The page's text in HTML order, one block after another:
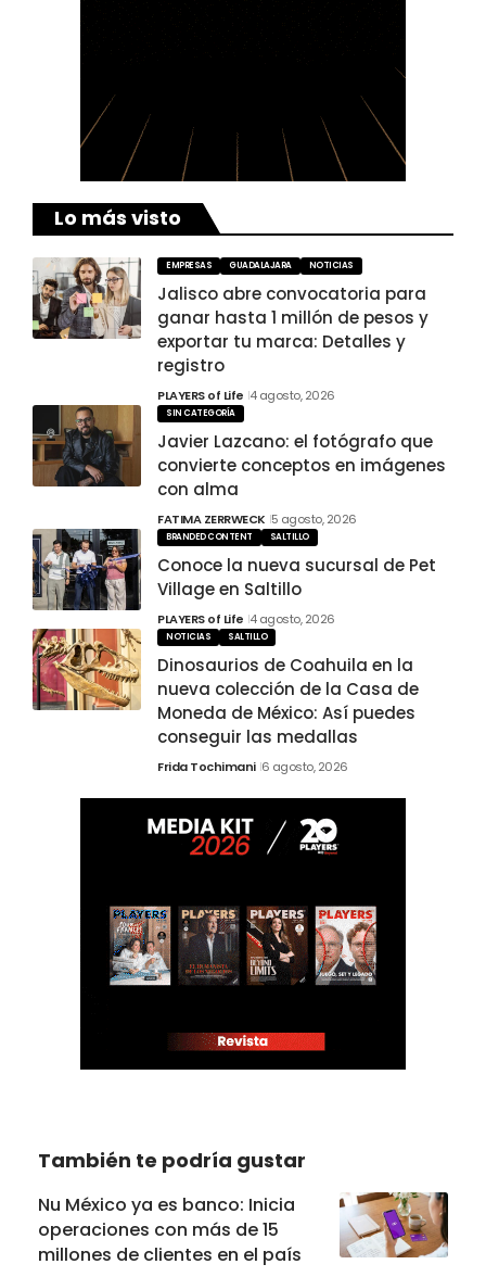
Lo más visto
EMPRESAS GUADALAJARA NOTICIAS
Jalisco abre convocatoria para
ganar hasta 1 millón de pesos y
exportar tu marca: Detalles y
registro
PLAYERS of Life 4 agosto, 2026
SIN CATEGORÍA
Javier Lazcano: el fotógrafo que
convierte conceptos en imágenes
con alma
FATIMA ZERRWECK 5 agosto, 2026
BRANDED CONTENT SALTILLO
Conoce la nueva sucursal de Pet
Village en Saltillo
PLAYERS of Life 4 agosto, 2026
NOTICIAS SALTILLO
Dinosaurios de Coahuila en la
nueva colección de la Casa de
Moneda de México: Así puedes
conseguir las medallas
Frida Tochimani 6 agosto, 2026
También te podría gustar
Nu México ya es banco: Inicia
operaciones con más de 15
millones de clientes en el país